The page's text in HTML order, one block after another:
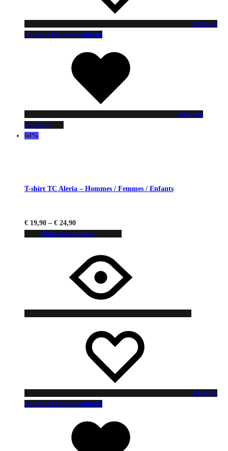
Liste de
souhaits Liste de souhaits
Liste de
souhaits
60%
T-shirt TC Aleria – Hommes / Femmes / Enfants
€ 19,90 – € 24,90
Choix des options
Liste de
souhaits Liste de souhaits